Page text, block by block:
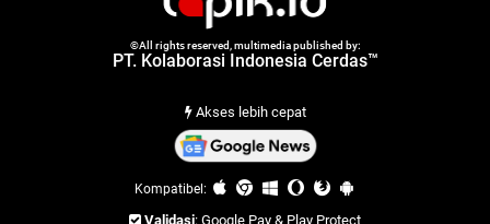
©All rights reserved, multimedia published by:
PT. Kolaborasi Indonesia Cerdas™
Akses lebih cepat
Kompatibel:
Validasi: Google Pay & Play Protect